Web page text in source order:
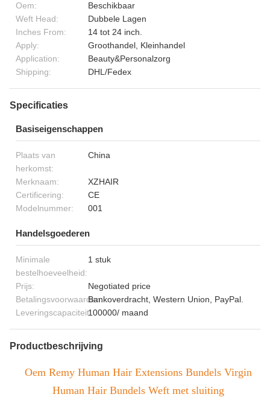
Oem:
Beschikbaar
Weft Head:
Dubbele Lagen
Inches From:
14 tot 24 inch.
Apply:
Groothandel, Kleinhandel
Application:
Beauty&Personalzorg
Shipping:
DHL/Fedex
Specificaties
Basiseigenschappen
Plaats van
herkomst:
China
Merknaam:
XZHAIR
Certificering:
CE
Modelnummer:
001
Handelsgoederen
Minimale
bestelhoeveelheid:
1 stuk
Prijs:
Negotiated price
Betalingsvoorwaarden:Bankoverdracht, Western Union, PayPal.
Leveringscapaciteit:100000/ maand
Productbeschrijving
Oem Remy Human Hair Extensions Bundels Virgin
Human Hair Bundels Weft met sluiting